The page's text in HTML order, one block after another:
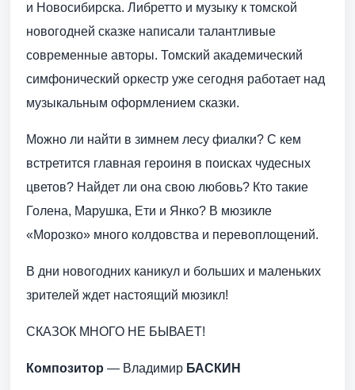
и Новосибирска. Либретто и музыку к томской
новогодней сказке написали талантливые
современные авторы. Томский академический
симфонический оркестр уже сегодня работает над
музыкальным оформлением сказки.
Можно ли найти в зимнем лесу фиалки? С кем
встретится главная героиня в поисках чудесных
цветов? Найдет ли она свою любовь? Кто такие
Голена, Марушка, Ети и Янко? В мюзикле
«Морозко» много колдовства и перевоплощений.
В дни новогодних каникул и больших и маленьких
зрителей ждет настоящий мюзикл!
СКАЗОК МНОГО НЕ БЫВАЕТ!
Композитор — Владимир БАСКИН